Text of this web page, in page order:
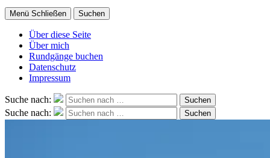
Menü Schließen Suchen
Über diese Seite
Über mich
Rundgänge buchen
Datenschutz
Impressum
Suche nach: Suchen
Suche nach: Suchen